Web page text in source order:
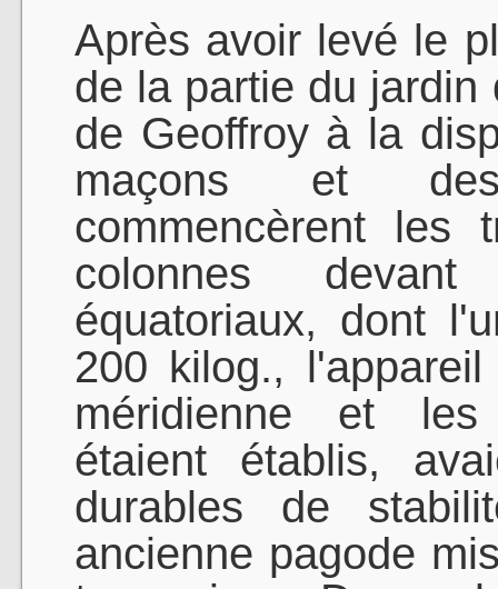
Après avoir levé le
de la partie du
de Geoffroy à la
maçons et
commencèrent les
colonnes
équatoriaux, dont
200 kilog.,
méridienne et les
étaient établis,
durables de
ancienne pagode